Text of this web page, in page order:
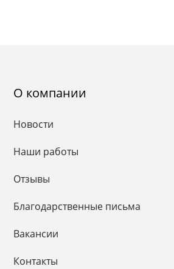
О компании
Новости
Наши работы
Отзывы
Благодарственные письма
Вакансии
Контакты